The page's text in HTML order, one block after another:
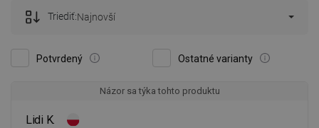
Potvrdený Ostatné varianty
Triediť:Najnovší
Názor sa týka tohto produktu
Lidi K.